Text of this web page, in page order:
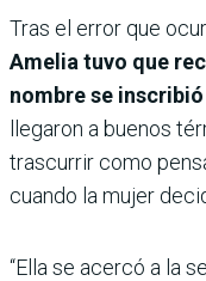
Tras el error que
Amelia tuvo que
nombre se
llegaron a buenos
trascurrir como
cuando la mujer
“Ella se acercó a la